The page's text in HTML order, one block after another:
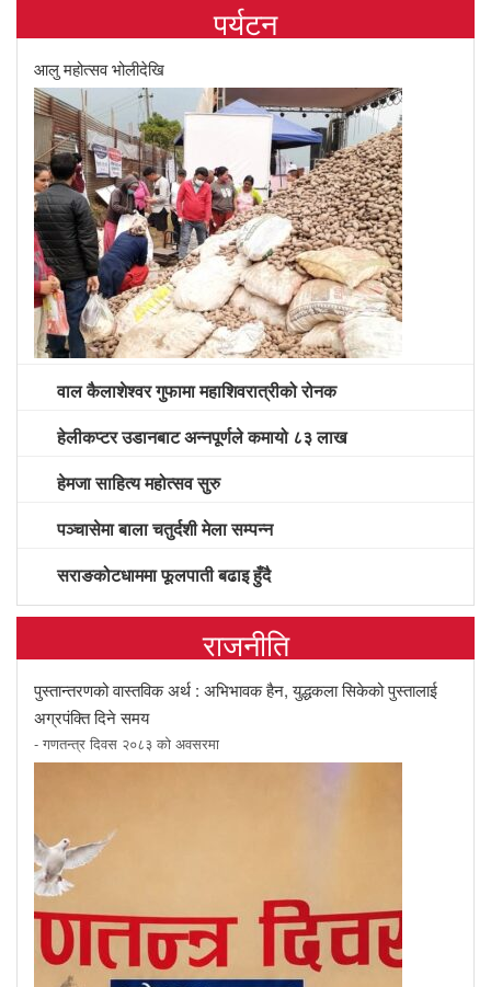
पर्यटन
आलु महोत्सव भोलीदेखि
वाल कैलाशेश्वर गुफामा महाशिवरात्रीको रोनक
हेलीकप्टर उडानबाट अन्नपूर्णले कमायो ८३ लाख
हेमजा साहित्य महोत्सव सुरु
पञ्चासेमा बाला चतुर्दशी मेला सम्पन्न
सराङकोटधाममा फूलपाती बढाइ हुँदै
राजनीति
पुस्तान्तरणको वास्तविक अर्थ : अभिभावक हैन, युद्धकला सिकेको पुस्तालाई
अग्रपंक्ति दिने समय
- गणतन्त्र दिवस २०८३ को अवसरमा